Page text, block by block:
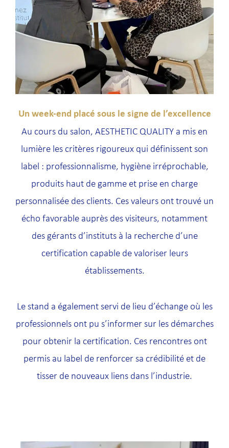
Un week-end placé sous le signe de l’excellence
Au cours du salon, AESTHETIC QUALITY a mis en
lumière les critères rigoureux qui définissent son
label : professionnalisme, hygiène irréprochable,
produits haut de gamme et prise en charge
personnalisée des clients. Ces valeurs ont trouvé un
écho favorable auprès des visiteurs, notamment
des gérants d’instituts à la recherche d’une
certification capable de valoriser leurs
établissements.
Le stand a également servi de lieu d’échange où les
professionnels ont pu s’informer sur les démarches
pour obtenir la certification. Ces rencontres ont
permis au label de renforcer sa crédibilité et de
tisser de nouveaux liens dans l’industrie.